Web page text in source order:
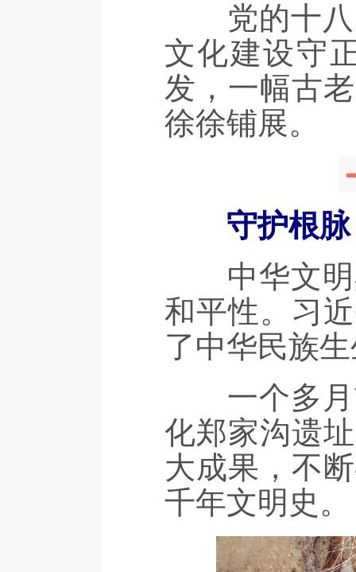
党的十八
文化建设守
发，一幅古
徐徐铺展。
守护根
中华文明
和平性。习
了中华民族
一个多月
化郑家沟遗
大成果，不
千年文明史。